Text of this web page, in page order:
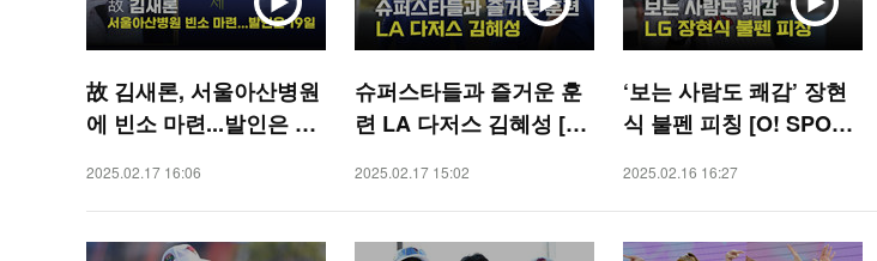
故 김새론, 서울아산병원
에 빈소 마련...발인은 19
2025.02.17 16:06
슈퍼스타들과 즐거운 훈
련 LA 다저스 김혜성 [O!
2025.02.17 15:02
‘보는 사람도 쾌감’ 장현
식 불펜 피칭 [O! SPORT
2025.02.16 16:27